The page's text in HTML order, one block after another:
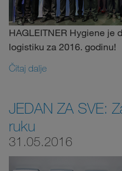
HAGLEITNER Hygiene je
logistiku za 2016. godinu!
Čitaj dalje
JEDAN ZA SVE:
ruku
31.05.2016